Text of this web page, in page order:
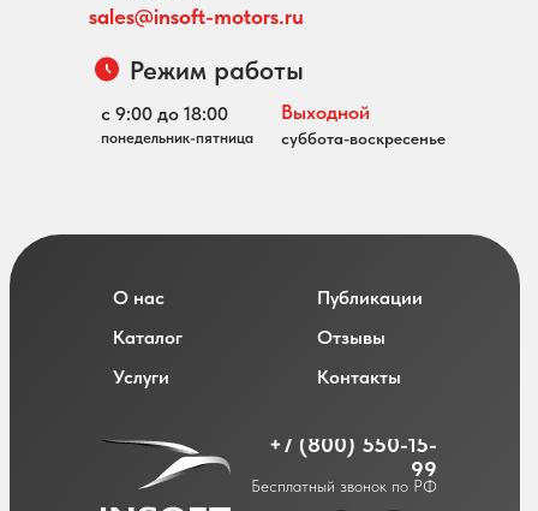
sales@insoft-motors.ru
Режим работы
с 9:00 до 18:00 Выходной
понедельник-пятница суббота-воскресенье
О нас
Каталог
Услуги
Публикации
Отзывы
Контакты
+7 (800) 550-15-
99
Бесплатный звонок по РФ